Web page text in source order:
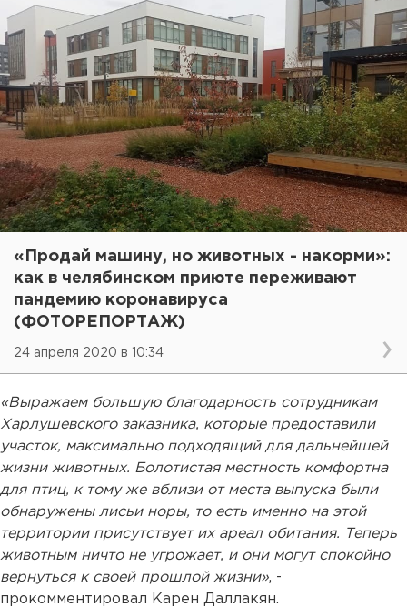
«Продай машину, но животных - накорми»:
как в челябинском приюте переживают
пандемию коронавируса
(ФОТОРЕПОРТАЖ)
24 апреля 2020 в 10:34
«Выражаем большую благодарность сотрудникам
Харлушевского заказника, которые предоставили
участок, максимально подходящий для дальнейшей
жизни животных. Болотистая местность комфортна
для птиц, к тому же вблизи от места выпуска были
обнаружены лисьи норы, то есть именно на этой
территории присутствует их ареал обитания. Теперь
животным ничто не угрожает, и они могут спокойно
вернуться к своей прошлой жизни», -
прокомментировал Карен Даллакян.